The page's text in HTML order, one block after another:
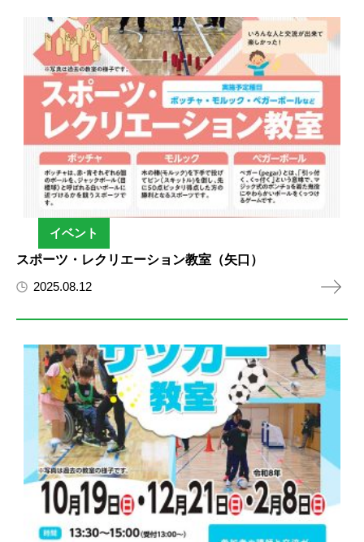
イベント
スポーツ・レクリエーション教室（矢口）
2025.08.12